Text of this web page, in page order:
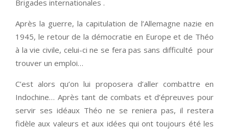
Brigades internationales .
Après la guerre, la capitulation de l’Allemagne nazie en
1945, le retour de la démocratie en Europe et de Théo
à la vie civile, celui-ci ne se fera pas sans difficulté pour
trouver un emploi…
C’est alors qu’on lui proposera d’aller combattre en
Indochine… Après tant de combats et d’épreuves pour
servir ses idéaux Théo ne se reniera pas, il restera
fidèle aux valeurs et aux idées qui ont toujours été les